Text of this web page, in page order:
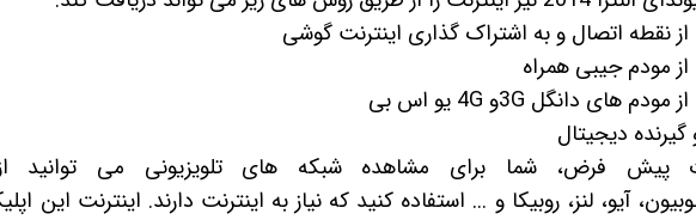
گیرنده دیجیتال
پیش فرض، شما برای مشاهده شبکه های تلویزیونی می توانید از
،آیو،لنز،روبیکا و ... استفاده کنید که نیاز به اینترنت دارند. اینترنت این